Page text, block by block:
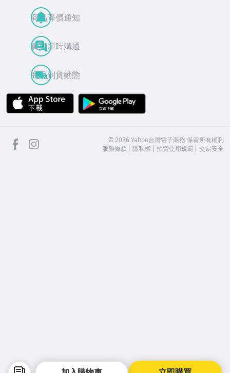
商品降價通知
買賣即時溝通
商品到貨動態
APP Store
facebook ©2026 Yahoo台灣電子商務 保留所有權利
服務條款
隱私權 拍賣使用規範 交易安全